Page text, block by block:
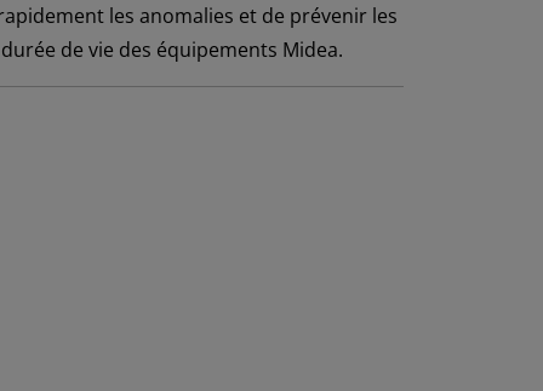
les anomalies et de prévenir les
de vie des équipements Midea.